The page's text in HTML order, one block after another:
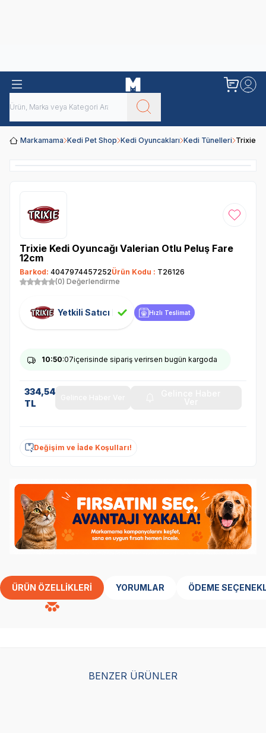
Markamama Kedi Pet Shop Kedi Oyuncakları Kedi Tünelleri Trixie
Favoriye
Trixie Kedi Oyuncağı Valerian Otlu Peluş Fare
12cm
Barkod: 4047974457252Ürün Kodu : T26126
(0) Değerlendirme
Yetkili Satıcı Hızlı Teslimat
10:50:07içerisinde sipariş verirsen bugün kargoda
334,54
TL
Değişim ve İade Koşulları!
ÜRÜN ÖZELLIKLERI YORUMLAR ÖDEME
BENZER ÜRÜNLER